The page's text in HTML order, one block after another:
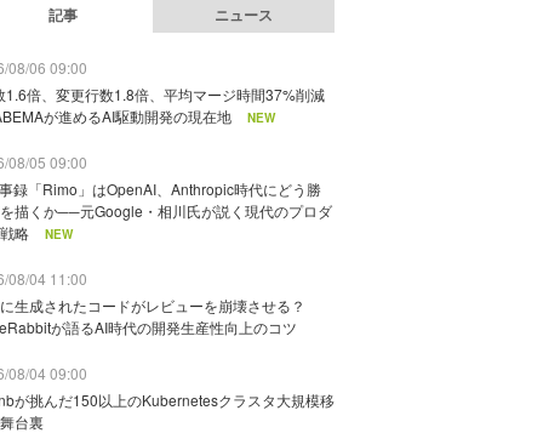
記事 ニュース
08/06 09:00
1.6倍、変更行数1.8倍、平均マージ時間37%削減
が進めるAI駆動開発の現在地
NEW
08/05 09:00
録「Rimo」はOpenAI、Anthropic時代にどう勝
描くか──元Google・相川氏が説く現代のプロダ
略
NEW
08/04 11:00
生成されたコードがレビューを崩壊させる？
が語るAI時代の開発生産性向上のコツ
08/04 09:00
が挑んだ150以上のKubernetesクラスタ大規模移
台裏